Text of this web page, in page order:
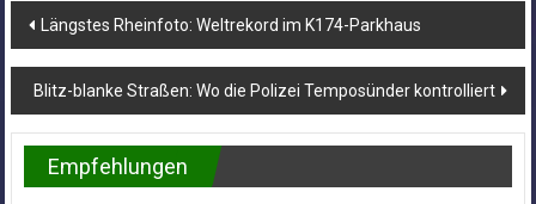
Beitragsnavigation
Längstes Rheinfoto: Weltrekord im K174-Parkhaus
Blitz-blanke Straßen: Wo die Polizei Temposünder kontrolliert
Empfehlungen